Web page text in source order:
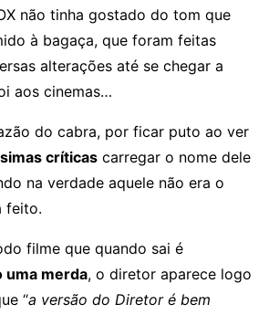
não tinha gostado do tom que
à bagaça, que foram feitas
alterações até se chegar a
aos cinemas…
do cabra, por ficar puto ao ver
críticas carregar o nome dele
na verdade aquele não era o
feito.
filme que quando sai é
uma merda, o diretor aparece logo
“a versão do Diretor é bem